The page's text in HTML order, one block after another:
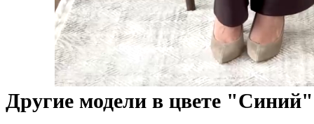
Другие модели в цвете